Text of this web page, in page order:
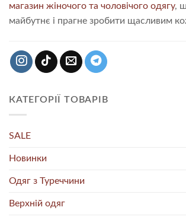
магазин жіночого та чоловічого одягу,
майбутнє і прагне зробити щасливим
КАТЕГОРІЇ ТОВАРІВ
SALE
Новинки
Одяг з Туреччини
Верхній одяг